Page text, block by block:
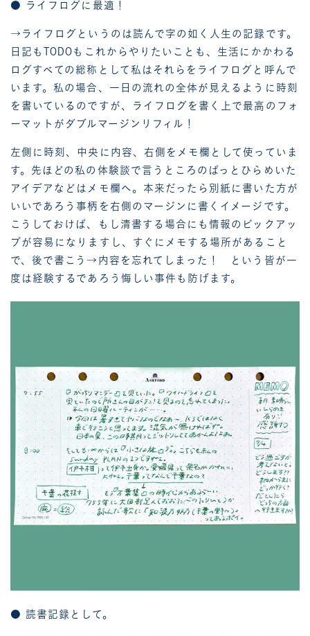
● ライフログに最適！
→ライフログというのは読んで字の如く人生の記録です。
日記もTODOもこれからやりたいことも、生活にかかわる
ログすべての総称として私はそれらをライフログと呼んで
います。私の場合、一日の流れの全体が見えるように時刻
を書いているのですが、ライフログを書く上で最高のフォ
ーマットがダブルマージンリフィル！
左側に時刻、中央に内容、右側をメモ欄として使っていま
す。先ほどの私の体験談で言うところのぱっとひらめいた
アイデアなどはメモ欄へ。本来だったら別紙に書いた方が
いいであろう事柄を右側のマージンに書くイメージです。
こうしておけば、もし清書する場合にも情報のピックアッ
プが容易になりますし、すぐにメモする場所があること
で、後で書こう→内容を忘れてしまった！ という皆が一
度は経験するであろう悔しい事件も防げます。
● 読書記録として。